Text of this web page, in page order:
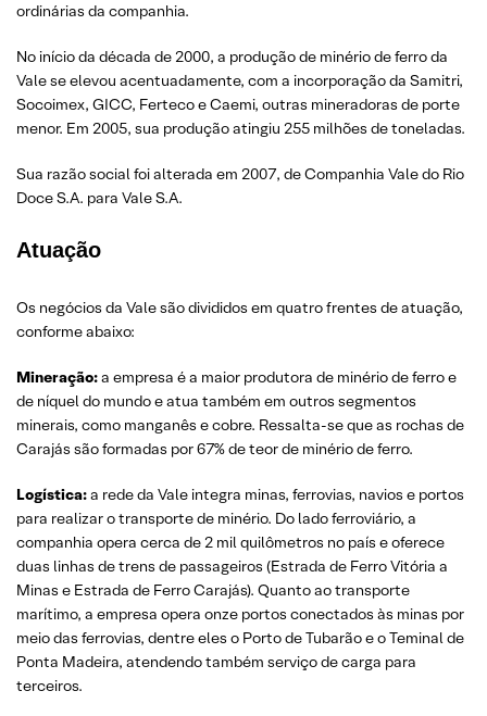
ordinárias da companhia.
No início da década de 2000, a produção de minério de ferro da
Vale se elevou acentuadamente, com a incorporação da Samitri,
Socoimex, GICC, Ferteco e Caemi, outras mineradoras de porte
menor. Em 2005, sua produção atingiu 255 milhões de toneladas.
Sua razão social foi alterada em 2007, de Companhia Vale do Rio
Doce S.A. para Vale S.A.
Atuação
Os negócios da Vale são divididos em quatro frentes de atuação,
conforme abaixo:
Mineração:a empresa é a maior produtora de minério de ferro e
de níquel do mundo e atua também em outros segmentos
minerais, como manganês e cobre. Ressalta-se que as rochas de
Carajás são formadas por 67% de teor de minério de ferro.
Logística:a rede da Vale integra minas, ferrovias, navios e portos
para realizar o transporte de minério. Do lado ferroviário, a
companhia opera cerca de 2 mil quilômetros no país e oferece
duas linhas de trens de passageiros (Estrada de Ferro Vitória a
Minas e Estrada de Ferro Carajás). Quanto ao transporte
marítimo, a empresa opera onze portos conectados às minas por
meio das ferrovias, dentre eles o Porto de Tubarão e o Teminal de
Ponta Madeira, atendendo também serviço de carga para
terceiros.